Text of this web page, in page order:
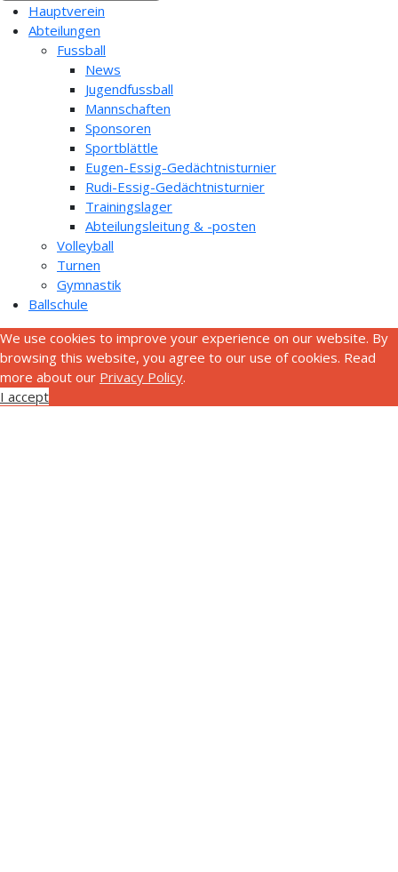
Hauptverein
Abteilungen
Fussball
News
Jugendfussball
Mannschaften
Sponsoren
Sportblättle
Eugen-Essig-Gedächtnisturnier
Rudi-Essig-Gedächtnisturnier
Trainingslager
Abteilungsleitung & -posten
Volleyball
Turnen
Gymnastik
Ballschule
We use cookies to improve your experience on our website. By
browsing this website, you agree to our use of cookies. Read
more about our Privacy Policy.
I accept